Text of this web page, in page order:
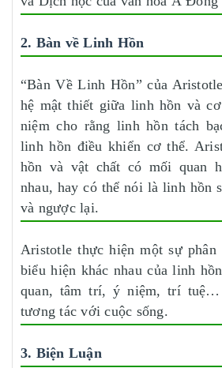
2. Bàn về Linh Hồn
“Bàn Về Linh Hồn” của
hệ mật thiết giữa linh hồn và
niệm cho rằng linh hồn tách
linh hồn điều khiển cơ thể.
hồn và vật chất có mối quan
nhau, hay có thể nói là linh hồn
và ngược lại.
Aristotle thực hiện một sự phân
biểu hiện khác nhau của linh
quan, tâm trí, ý niệm, trí tuệ…
tương tác với cuộc sống.
3. Biện Luận